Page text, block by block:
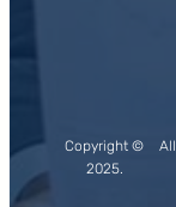
Copyright ©
2025.